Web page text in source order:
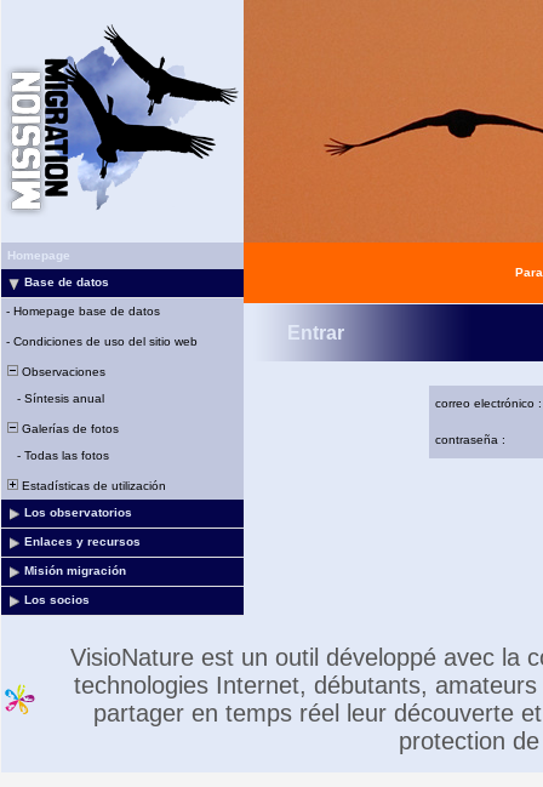
Homepage
Base de datos
- Homepage base de datos
- Condiciones de uso del sitio web
Observaciones
- Síntesis anual
Galerías de fotos
- Todas las fotos
Estadísticas de utilización
Los observatorios
Enlaces y recursos
Misión migración
Los socios
Entrar
correo electrónico :
contraseña :
VisioNature est un outil développé avec la
technologies Internet, débutants,
partager en temps réel leur découverte
protection